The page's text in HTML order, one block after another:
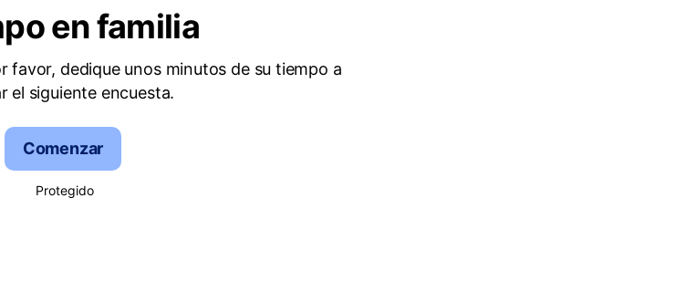
en familia
favor, dedique unos minutos de su tiempo a
el siguiente encuesta.
Comenzar
Protegido